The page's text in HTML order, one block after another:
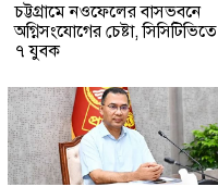
চট্টগ্রামে নওফেলের বাসভবনে
অগ্নিসংযোগের চেষ্টা, সিসিটিভিতে
৭ যুবক